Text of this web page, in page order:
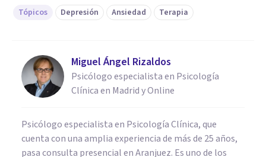
Tópicos Depresión Ansiedad Terapia
Miguel Ángel Rizaldos
Psicólogo especialista en Psicología
Clínica en Madrid y Online
Psicólogo especialista en Psicología Clínica, que
cuenta con una amplia experiencia de más de 25 años,
pasa consulta presencial en Aranjuez. Es uno de los